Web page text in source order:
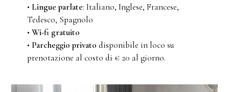
• Lingue parlate: Italiano, Inglese, Francese,
Tedesco, Spagnolo
• Wi-fi gratuito
• Parcheggio privato disponibile in loco su
prenotazione al costo di € 20 al giorno.